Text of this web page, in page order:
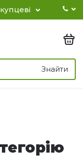
Знайти